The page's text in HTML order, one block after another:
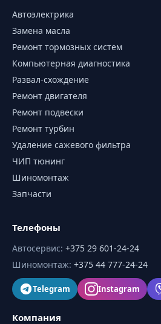
Автоэлектрика
Замена масла
Ремонт тормозных систем
Компьютерная диагностика
Развал-схождение
Ремонт двигателя
Ремонт подвески
Ремонт турбин
Удаление сажевого фильтра
ЧИП тюнинг
Шиномонтаж
Запчасти
Телефоны
Автосервис: +375 29 601-24-24
Шиномонтаж: +375 44 777-24-24
Telegram Instagram
Компания